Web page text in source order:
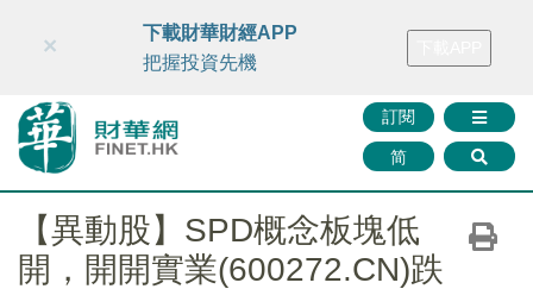
財華智庫網 FINTV FINMETA 財華證券 媒體矩陣
訂閱
简
×
下載財華財經APP
把握投資先機
【異動股】SPD概念板塊低
開，開開實業(600272.CN)跌